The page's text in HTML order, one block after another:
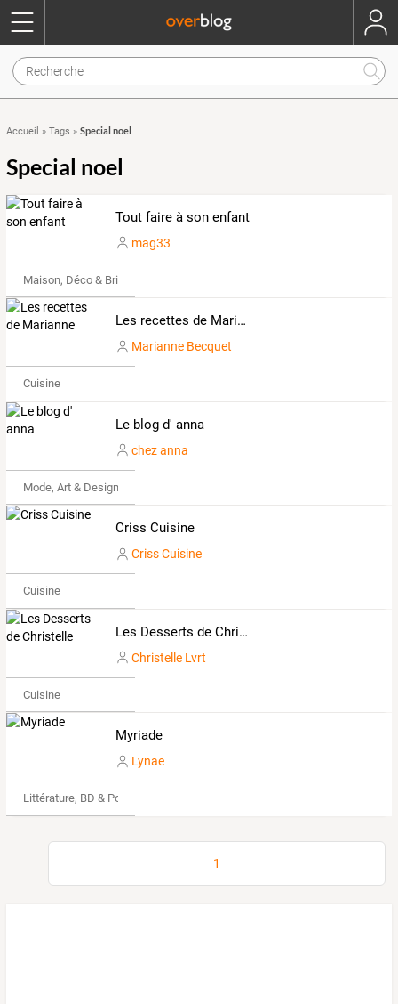
Accueil » Tags » Special noel
Special noel
Tout faire à son enfant
mag33
Maison, Déco & Bricolage
Les recettes de Marianne
Marianne Becquet
Cuisine
Le blog d' anna
chez anna
Mode, Art & Design
Criss Cuisine
Criss Cuisine
Cuisine
Les Desserts de Christelle
Christelle Lvrt
Cuisine
Myriade
Lynae
Littérature, BD & Poésie
1